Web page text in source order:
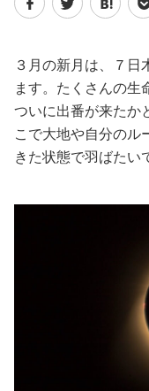
ライフスタ
ファッショ
恋愛/結婚/離
美容/健康
妊娠/出産/
ココロ/カラ
３月の新月は、７日
ます。たくさんの生
ついに出番が来たか
こで大地や自分のル
きた状態で羽ばたい